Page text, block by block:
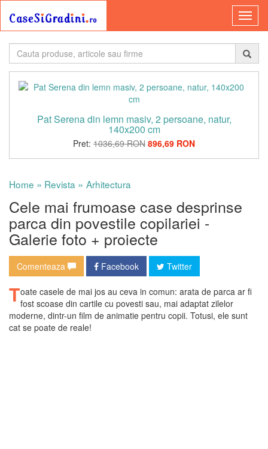
Pat Serena din lemn masiv, 2 persoane, natur,
140x200 cm
Pret: 1036,69 RON 896,69 RON
Home » Revista » Arhitectura
Cele mai frumoase case desprinse
parca din povestile copilariei -
Galerie foto + proiecte
Comenteaza Facebook Twitter
Toate casele de mai jos au ceva in comun: arata de parca ar fi
fost scoase din cartile cu povesti sau, mai adaptat zilelor
moderne, dintr-un film de animatie pentru copii. Totusi, ele sunt
cat se poate de reale!